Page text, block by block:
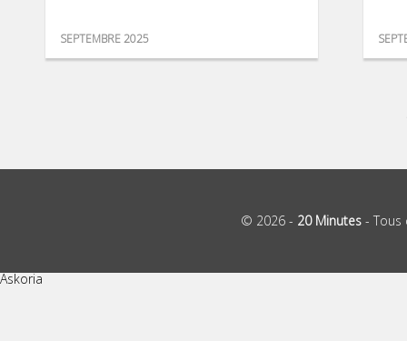
SEPTEMBRE 2025
© 2026 - 20 Minutes -
Askoria